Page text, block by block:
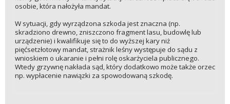
osobie, która nałożyła mandat.
W sytuacji, gdy wyrządzona szkoda jest znaczna (np.
skradziono drewno, zniszczono fragment lasu, budowlę lub
urządzenie) i kwalifikuje się to do wyższej kary niż
pięćsetzłotowy mandat, strażnik leśny występuje do sądu z
wnioskiem o ukaranie i pełni rolę oskarżyciela publicznego.
Wtedy grzywnę nakłada sąd, który dodatkowo może także orzec
np. wypłacenie nawiązki za spowodowaną szkodę.